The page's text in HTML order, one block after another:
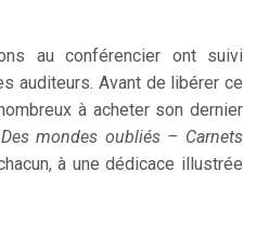
au conférencier ont suivi
auditeurs. Avant de libérer ce
à acheter son dernier
Des mondes oubliés – Carnets
à une dédicace illustrée